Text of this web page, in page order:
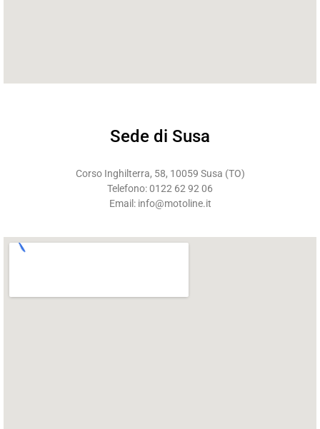
Sede di Susa
Corso Inghilterra, 58, 10059 Susa (TO)
Telefono: 0122 62 92 06
Email: info@motoline.it